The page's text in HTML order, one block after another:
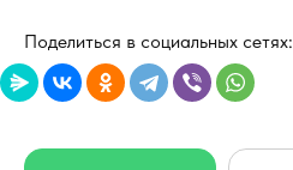
Поделиться в социальных сетях: